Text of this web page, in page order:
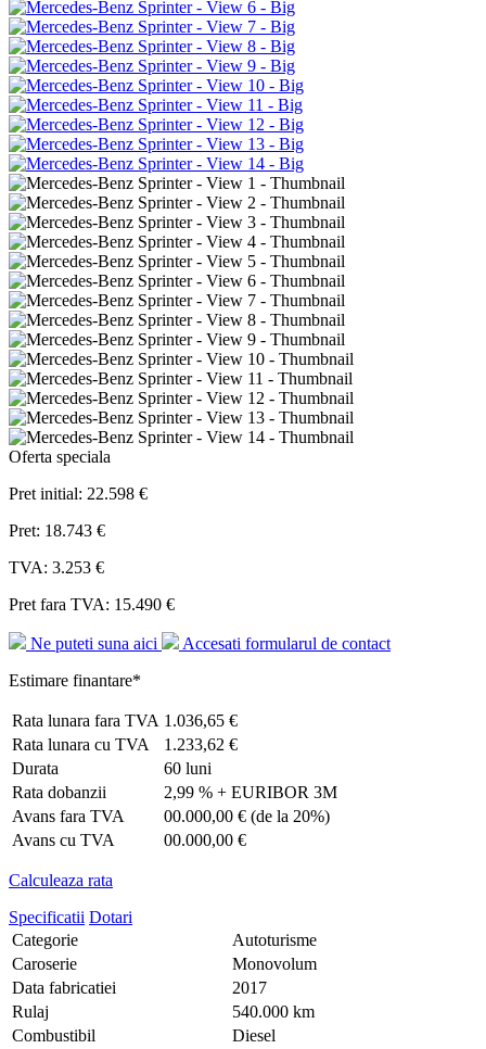
Oferta speciala
Pret initial: 22.598 €
Pret: 18.743 €
TVA: 3.253 €
Pret fara TVA: 15.490 €
Ne puteti suna aici
Accesati formularul de contact
Estimare finantare*
Rata lunara fara TVA 1.036,65 €
Rata lunara cu TVA
1.233,62 €
Durata
60 luni
Rata dobanzii
2,99 % + EURIBOR 3M
Avans fara TVA
00.000,00 € (de la 20%)
Avans cu TVA
00.000,00 €
Calculeaza rata
Specificatii Dotari
Categorie
Autoturisme
Caroserie
Monovolum
Data fabricatiei
2017
Rulaj
540.000 km
Combustibil
Diesel